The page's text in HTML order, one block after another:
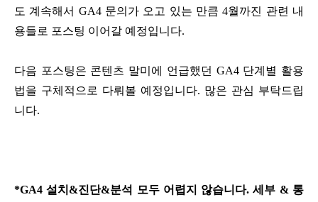
도 계속해서 GA4 문의가 오고 있는 만큼 4월까진 관련 내
용들로 포스팅 이어갈 예정입니다.
다음 포스팅은 콘텐츠 말미에 언급했던 GA4 단계별 활용
법을 구체적으로 다뤄볼 예정입니다. 많은 관심 부탁드립
니다.
*GA4 설치&진단&분석 모두 어렵지 않습니다. 세부 & 통